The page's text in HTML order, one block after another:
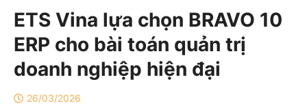
ETS Vina lựa chọn BRAVO 10
ERP cho bài toán quản trị
doanh nghiệp hiện đại
26/03/2026